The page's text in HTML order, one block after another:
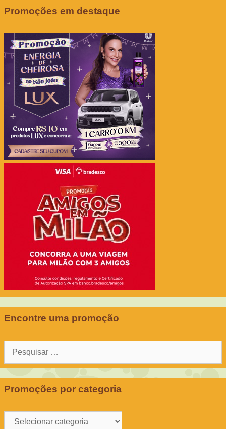
Promoções em destaque
Encontre uma promoção
Pesquisar
Promoções por categoria
Promoções